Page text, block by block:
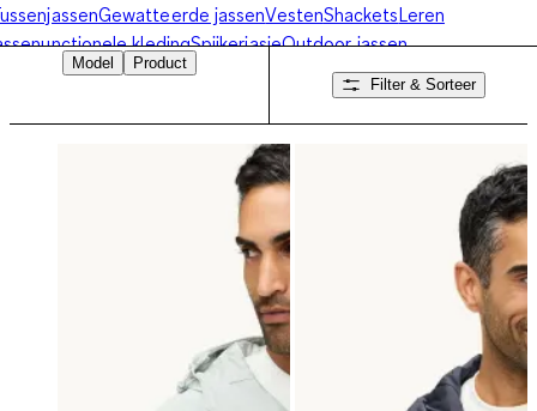
Gewatteerde jassenVestenShacketsLeren
unctionele kledingSpijkerjasjeOutdoor jassen
Model
Product
Filter & Sorteer